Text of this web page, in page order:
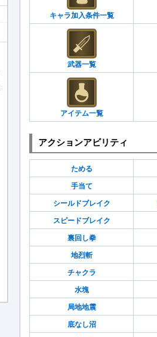
キャラ加入条件一覧
武器一覧
アイテム一覧
アクションアビリティ
ためる
手当て
シールドブレイク
スピードブレイク
裏回し拳
地烈斬
チャクラ
水塊
局地地震
底なし沼